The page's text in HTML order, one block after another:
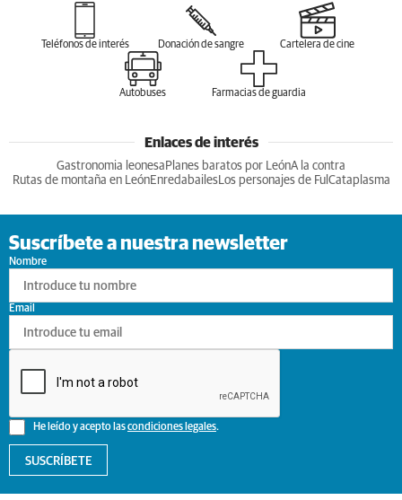
Teléfonos de interés Donación de sangre Cartelera de cine
Autobuses Farmacias de guardia
Enlaces de interés
Gastronomia leonesa Planes baratos por LeónA la contra
Rutas de montaña en LeónEnredabailesLos personajes de Ful Cataplasma
Suscríbete a nuestra newsletter
Nombre
He leído y acepto lascondiciones legales.
Email
SUSCRÍBETE